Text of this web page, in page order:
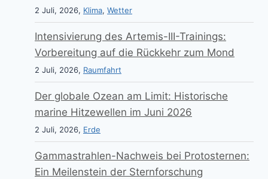
2 Juli, 2026, Klima, Wetter
Intensivierung des Artemis-III-Trainings:
Vorbereitung auf die Rückkehr zum Mond
2 Juli, 2026, Raumfahrt
Der globale Ozean am Limit: Historische
marine Hitzewellen im Juni 2026
2 Juli, 2026, Erde
Gammastrahlen-Nachweis bei Protosternen:
Ein Meilenstein der Sternforschung